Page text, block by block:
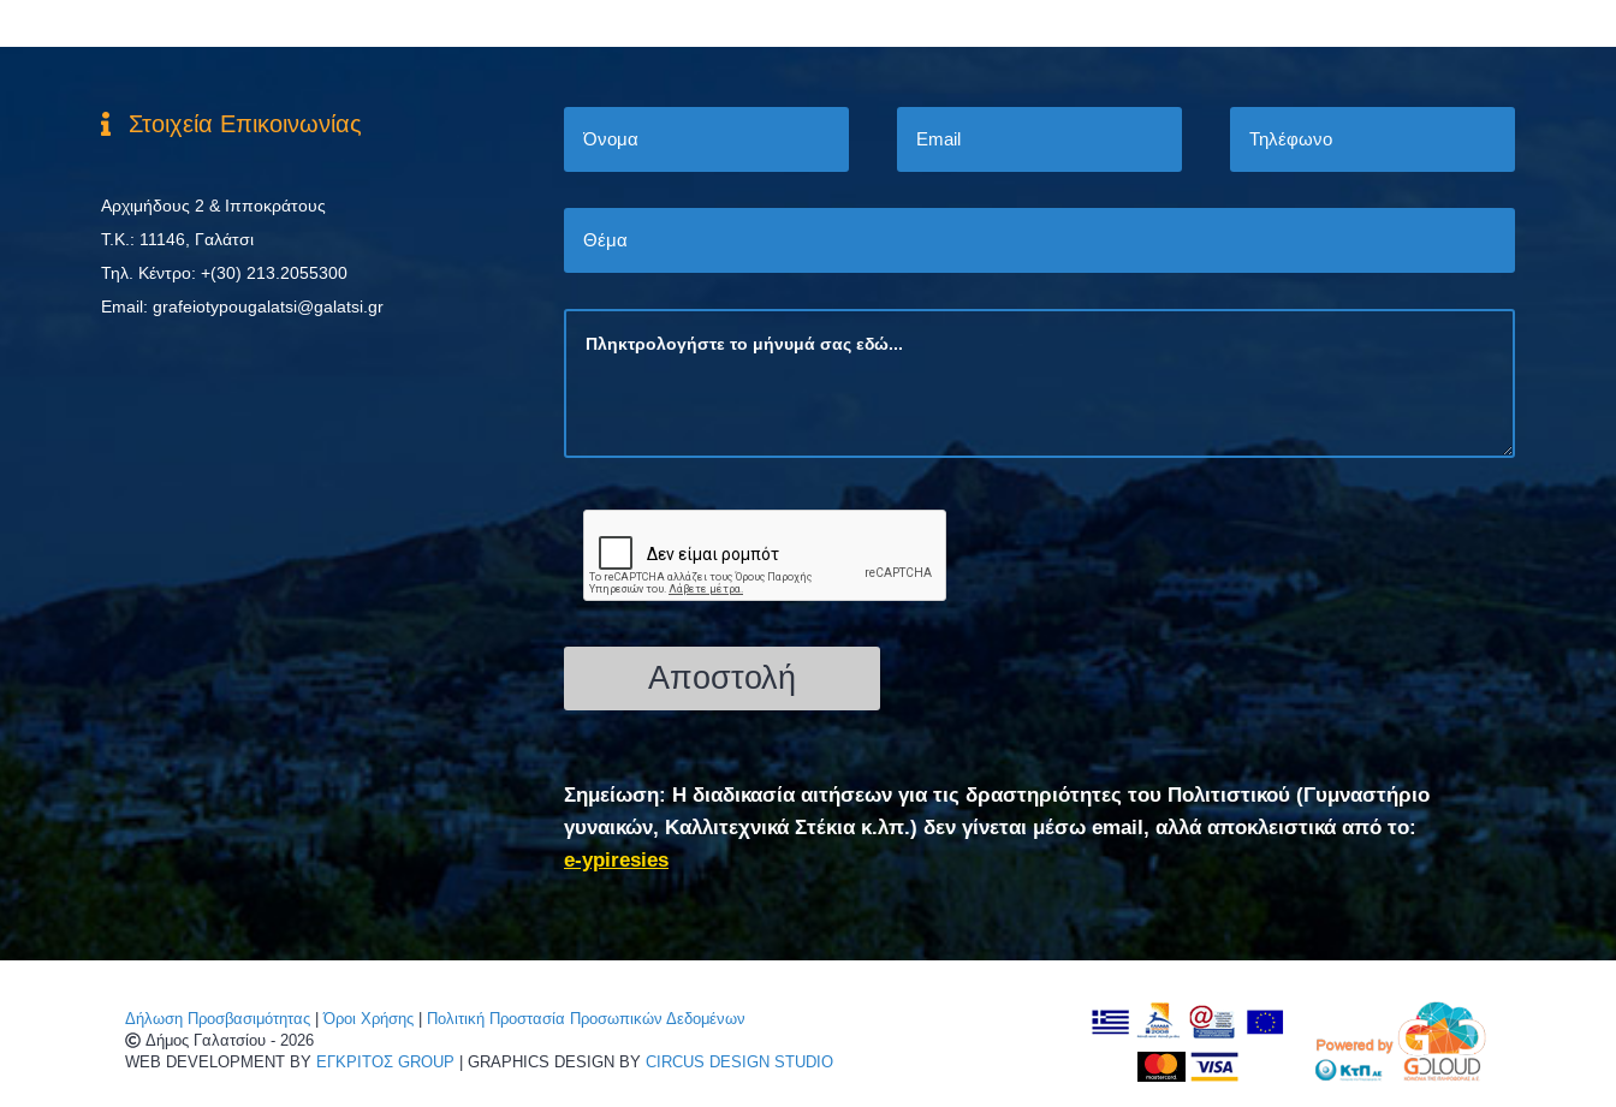
Στοιχεία Επικοινωνίας
Αρχιμήδους 2 & Ιπποκράτους
Τ.Κ.: 11146, Γαλάτσι
Τηλ. Κέντρο: +(30) 213.2055300
Εmail: grafeiotypougalatsi@galatsi.gr
Σημείωση: Η διαδικασία αιτήσεων για τις δραστηριότητες του Πολιτιστικού (Γυμναστήριο
γυναικών, Καλλιτεχνικά Στέκια κ.λπ.) δεν γίνεται μέσω email, αλλά αποκλειστικά από το:
e-ypiresies
Δήλωση Προσβασιμότητας |Όροι Χρήσης
Πολιτική Προστασία Προσωπικών Δεδομένων
Δήμος Γαλατσίου - 2026
WEB DEVELOPMENT BY ΕΓΚΡΙΤΟΣ GROUP | GRAPHICS DESIGN BY CIRCUS DESIGN STUDIO